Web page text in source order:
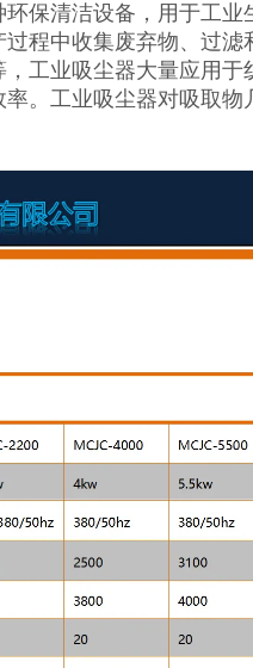
保清洁设备，用于工
程中收集废弃物、过
工业吸尘器大量应用
。工业吸尘器对吸取